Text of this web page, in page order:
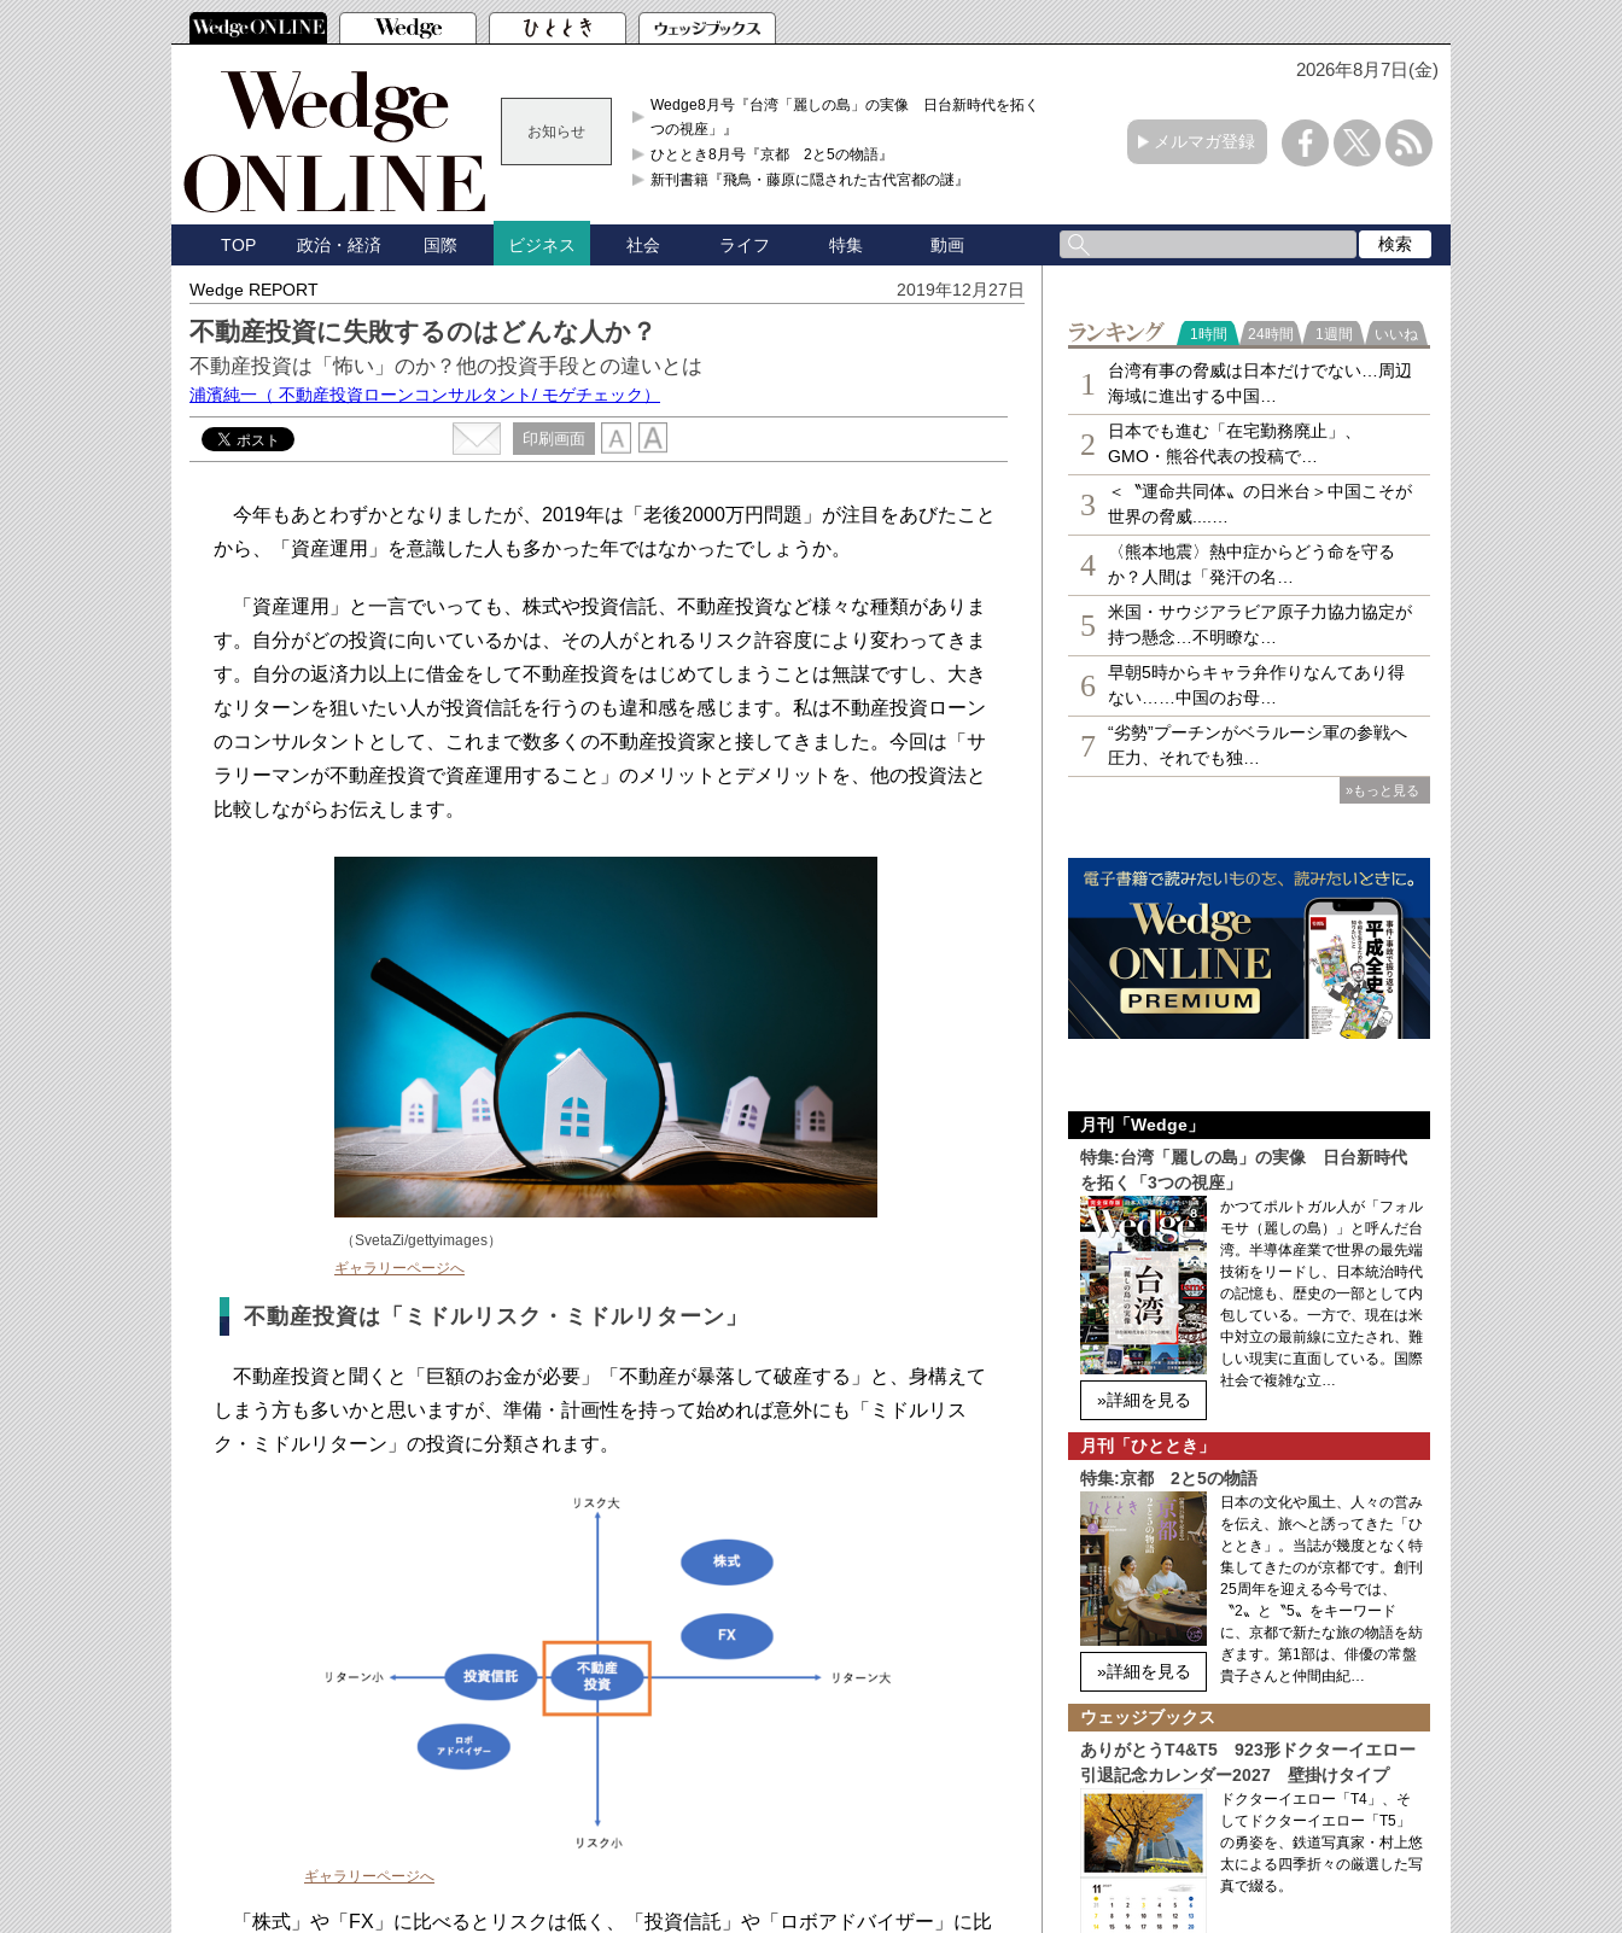
2026年8月7日(金)
お知らせ
Wedge8月号『台湾「麗しの島」の実像 日台新時代を拓く「3
つの視座」』
ひととき8月号『京都 2と5の物語』
新刊書籍『飛鳥・藤原に隠された古代宮都の謎』
メルマガ登録
TOP 政治・経済 国際 ビジネス 社会 ライフ 特集 動画
Wedge REPORT 2019年12月27日
不動産投資に失敗するのはどんな人か？
不動産投資は「怖い」のか？他の投資手段との違いとは
浦濱純一 （ 不動産投資ローンコンサルタント/ モゲチェック）
印刷画面
今年もあとわずかとなりましたが、2019年は「老後2000万円問題」が注目をあびたこと
から、「資産運用」を意識した人も多かった年ではなかったでしょうか。
「資産運用」と一言でいっても、株式や投資信託、不動産投資など様々な種類がありま
す。自分がどの投資に向いているかは、その人がとれるリスク許容度により変わってきま
す。自分の返済力以上に借金をして不動産投資をはじめてしまうことは無謀ですし、大き
なリターンを狙いたい人が投資信託を行うのも違和感を感じます。私は不動産投資ローン
のコンサルタントとして、これまで数多くの不動産投資家と接してきました。今回は「サ
ラリーマンが不動産投資で資産運用すること」のメリットとデメリットを、他の投資法と
比較しながらお伝えします。
（SvetaZi/gettyimages）
ギャラリーページへ
不動産投資は「ミドルリスク・ミドルリターン」
不動産投資と聞くと「巨額のお金が必要」「不動産が暴落して破産する」と、身構えて
しまう方も多いかと思いますが、準備・計画性を持って始めれば意外にも「ミドルリス
ク・ミドルリターン」の投資に分類されます。
ギャラリーページへ
「株式」や「FX」に比べるとリスクは低く、「投資信託」や「ロボアドバイザー」に比
ランキング
1時間 24時間 1週間 いいね
1
台湾有事の脅威は日本だけでない…周辺
海域に進出する中国…
2
日本でも進む「在宅勤務廃止」、
GMO・熊谷代表の投稿で…
3
＜〝運命共同体〟の日米台＞中国こそが
世界の脅威....…
4
〈熊本地震〉熱中症からどう命を守る
か？人間は「発汗の名…
5
米国・サウジアラビア原子力協力協定が
持つ懸念…不明瞭な…
6
早朝5時からキャラ弁作りなんてあり得
ない……中国のお母…
7
“劣勢”プーチンがベラルーシ軍の参戦へ
圧力、それでも独…
»もっと見る
月刊「Wedge」
特集:台湾「麗しの島」の実像 日台新時代
を拓く「3つの視座」
»詳細を見る
かつてポルトガル人が「フォル
モサ（麗しの島）」と呼んだ台
湾。半導体産業で世界の最先端
技術をリードし、日本統治時代
の記憶も、歴史の一部として内
包している。一方で、現在は米
中対立の最前線に立たされ、難
しい現実に直面している。国際
社会で複雑な立…
月刊「ひととき」
特集:京都 2と5の物語
»詳細を見る
日本の文化や風土、人々の営み
を伝え、旅へと誘ってきた「ひ
ととき」。当誌が幾度となく特
集してきたのが京都です。創刊
25周年を迎える今号では、
〝2〟と〝5〟をキーワード
に、京都で新たな旅の物語を紡
ぎます。第1部は、俳優の常盤
貴子さんと仲間由紀…
ウェッジブックス
ありがとうT4&T5 923形ドクターイエロー
引退記念カレンダー2027 壁掛けタイプ
ドクターイエロー「T4」、そ
してドクターイエロー「T5」
の勇姿を、鉄道写真家・村上悠
太による四季折々の厳選した写
真で綴る。